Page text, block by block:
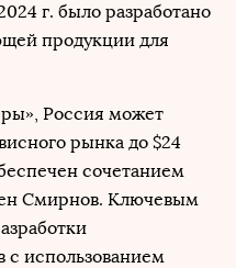
г. было разработано
продукции для
Россия может
рынка до $24
сочетанием
Смирнов. Ключевым
с использованием